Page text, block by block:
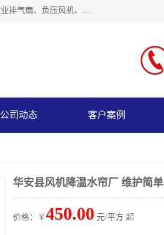
泉州力顺电器有限公司主营：泉州降温水帘、泉州负压风机、泉州冷风机空调、工业排气扇、冷风机、工业排气扇、负压风机、负压风机、水冷空调、降温水帘等产品。为用户解决了通风、降温、除味、除尘等难题，其环保、节能的理念与用户的实践检验结果相吻合，赢得了广大客户的信誉和青睐。
公司动态 客户案例
华安县风机降温水帘厂 维护简单
价格：￥ 450.00 元/平方 起